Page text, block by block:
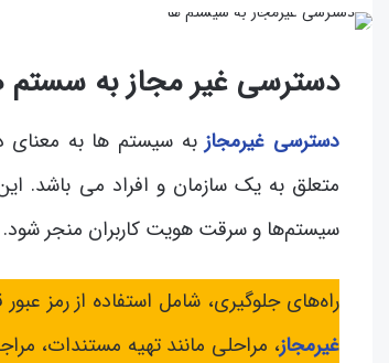
دسترسی غیر مجاز به سستم
دسترسی غیرمجاز به سیستم ها به معنای
متعلق به یک سازمان و افراد می باشد.
سیستم‌ها و سرقت هویت کاربران منجر شود.
راه‌های جلوگیری، شامل استفاده از رمز
غیرمجاز، مراحلی مانند تهیه مستندات،